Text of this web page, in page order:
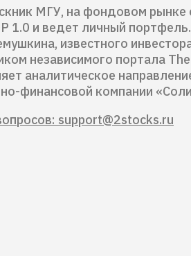
МГУ, на фондовом рынке
1.0 и ведет личный портфель.
известного
независимого портала
аналитическое
финансовой компании
support@2stocks.ru